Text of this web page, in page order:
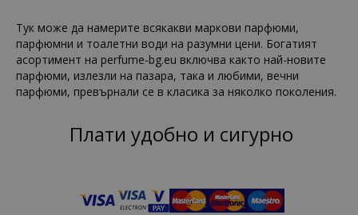
Тук може да намерите всякакви маркови парфюми,
парфюмни и тоалетни води на разумни цени. Богатият
асортимент на perfume-bg.eu включва както най-новите
парфюми, излезли на пазара, така и любими, вечни
парфюми, превърнали се в класика за няколко поколения.
Плати удобно и сигурно